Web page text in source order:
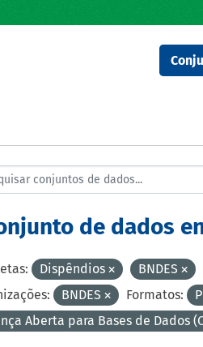
de dados
Dispêndios BNDES
BNDES Formatos:
Aberta para Bases de Dados